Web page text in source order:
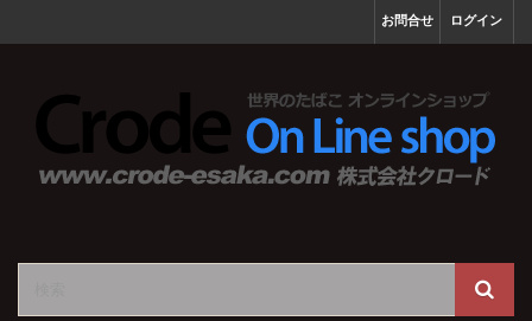
ログイン
お問合せ